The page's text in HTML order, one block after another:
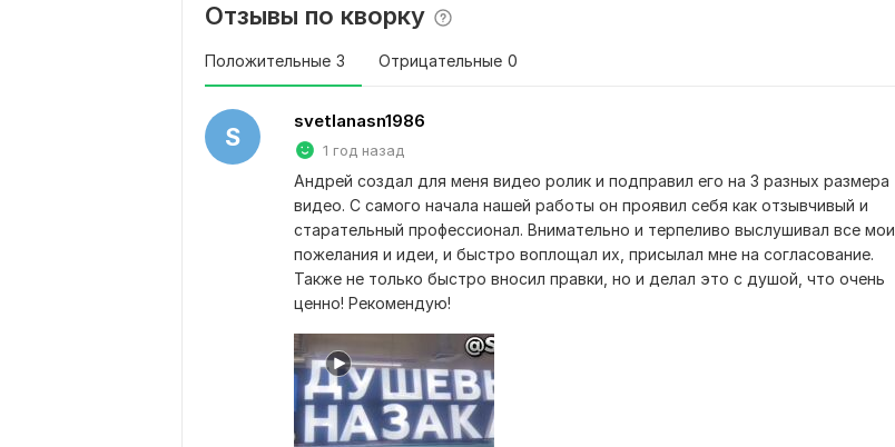
Отзывы по кворку
Положительные 3 Отрицательные 0
S
svetlanasn1986
1 год назад
Андрей создал для меня видео ролик и подправил его на 3 разных размера
видео. С самого начала нашей работы он проявил себя как отзывчивый и
старательный профессионал. Внимательно и терпеливо выслушивал все мои
пожелания и идеи, и быстро воплощал их, присылал мне на согласование.
Также не только быстро вносил правки, но и делал это с душой, что очень
ценно! Рекомендую!